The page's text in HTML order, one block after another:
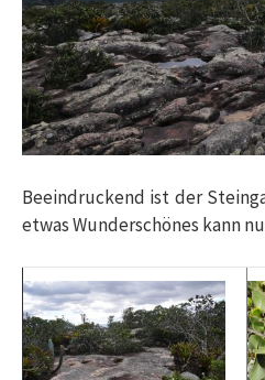
Beeindruckend ist der
etwas Wunderschönes kann